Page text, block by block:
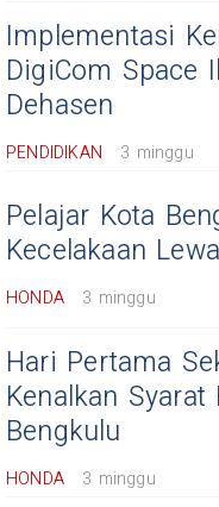
Implementasi
DigiCom Space
Dehasen
PENDIDIKAN 3 minggu
Pelajar Kota
Kecelakaan
HONDA 3 minggu
Hari Pertama
Kenalkan
Bengkulu
HONDA 3 minggu